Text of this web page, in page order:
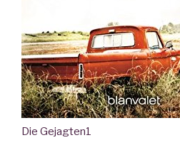
Die Gejagten1